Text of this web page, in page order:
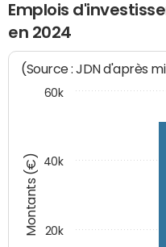
Emplois
en 2024
Montants (€)
(Source : JDN d'après
20k
40k
60k